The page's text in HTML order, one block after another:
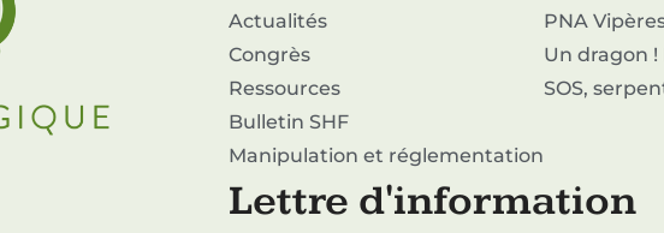
Actualités
Congrès
Ressources
Bulletin SHF
Manipulation et réglementation
PNA
Un dragon
SOS,
Lettre d'information